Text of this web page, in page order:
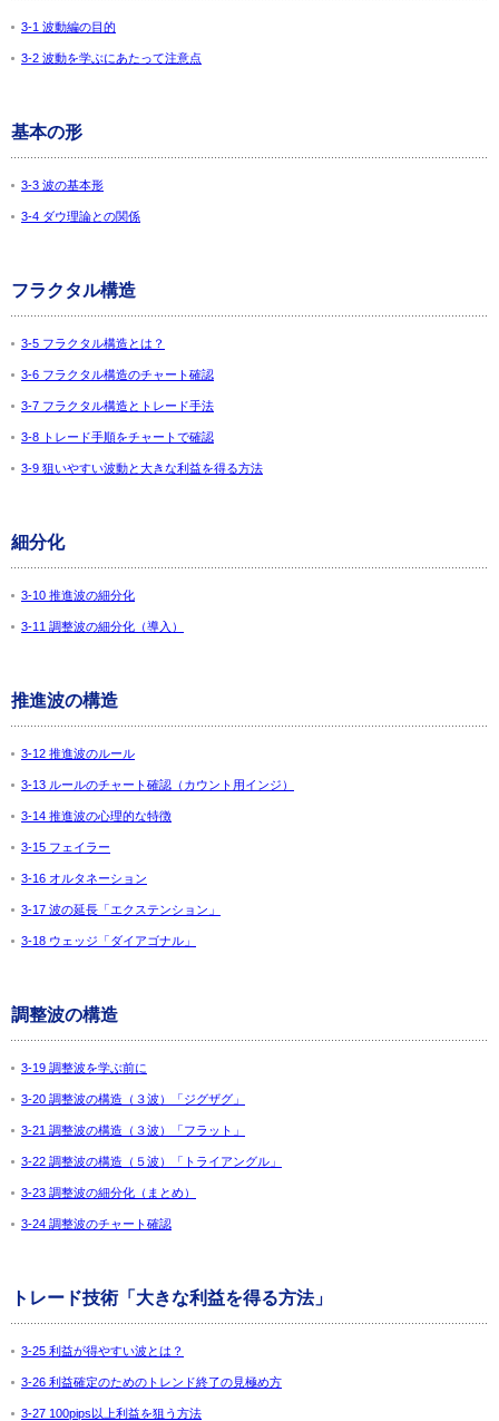
3-1 波動編の目的
3-2 波動を学ぶにあたって注意点
基本の形
3-3 波の基本形
3-4 ダウ理論との関係
フラクタル構造
3-5 フラクタル構造とは？
3-6 フラクタル構造のチャート確認
3-7 フラクタル構造とトレード手法
3-8 トレード手順をチャートで確認
3-9 狙いやすい波動と大きな利益を得る方法
細分化
3-10 推進波の細分化
3-11 調整波の細分化（導入）
推進波の構造
3-12 推進波のルール
3-13 ルールのチャート確認（カウント用インジ）
3-14 推進波の心理的な特徴
3-15 フェイラー
3-16 オルタネーション
3-17 波の延長「エクステンション」
3-18 ウェッジ「ダイアゴナル」
調整波の構造
3-19 調整波を学ぶ前に
3-20 調整波の構造（３波）「ジグザグ」
3-21 調整波の構造（３波）「フラット」
3-22 調整波の構造（５波）「トライアングル」
3-23 調整波の細分化（まとめ）
3-24 調整波のチャート確認
トレード技術「大きな利益を得る方法」
3-25 利益が得やすい波とは？
3-26 利益確定のためのトレンド終了の見極め方
3-27 100pips以上利益を狙う方法